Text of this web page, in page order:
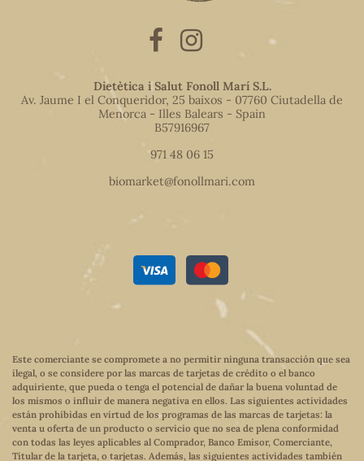
Dietètica i Salut Fonoll Marí S.L.
Av. Jaume I el Conqueridor, 25 baixos - 07760 Ciutadella de
Menorca - Illes Balears - Spain
B57916967
971 48 06 15
biomarket@fonollmari.com
Este comerciante se compromete a no permitir ninguna transacción que sea
ilegal, o se considere por las marcas de tarjetas de crédito o el banco
adquiriente, que pueda o tenga el potencial de dañar la buena voluntad de
los mismos o influir de manera negativa en ellos. Las siguientes actividades
están prohibidas en virtud de los programas de las marcas de tarjetas: la
venta u oferta de un producto o servicio que no sea de plena conformidad
con todas las leyes aplicables al Comprador, Banco Emisor, Comerciante,
Titular de la tarjeta, o tarjetas. Además, las siguientes actividades también